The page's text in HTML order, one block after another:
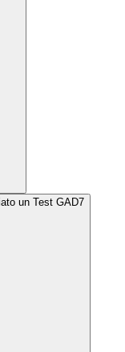
un Test GAD7